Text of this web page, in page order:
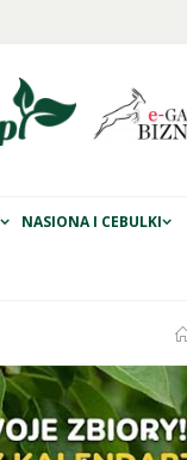
NASIONA I CEBULKI